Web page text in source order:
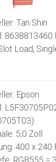
Tan Shin
8638813460
Load,
Epson
5,0 Zoll
400 x 240
RGB555 =